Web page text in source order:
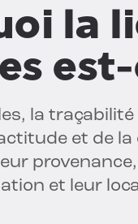
la
la
et de
et leur